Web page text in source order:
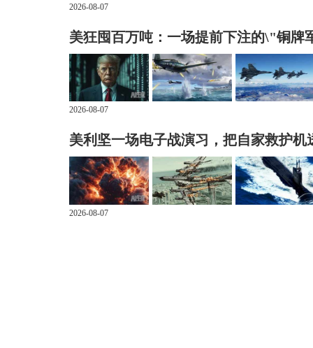
2026-08-07
美狂囤百万吨：一场提前下注的\"铜牌
2026-08-07
美利坚一场电子战演习，把自家救护机
2026-08-07